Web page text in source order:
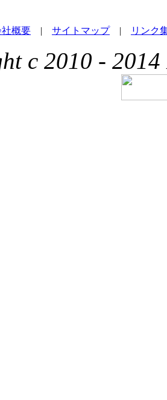
社概要 | サイトマップ| リンク
c 2010 - 2014